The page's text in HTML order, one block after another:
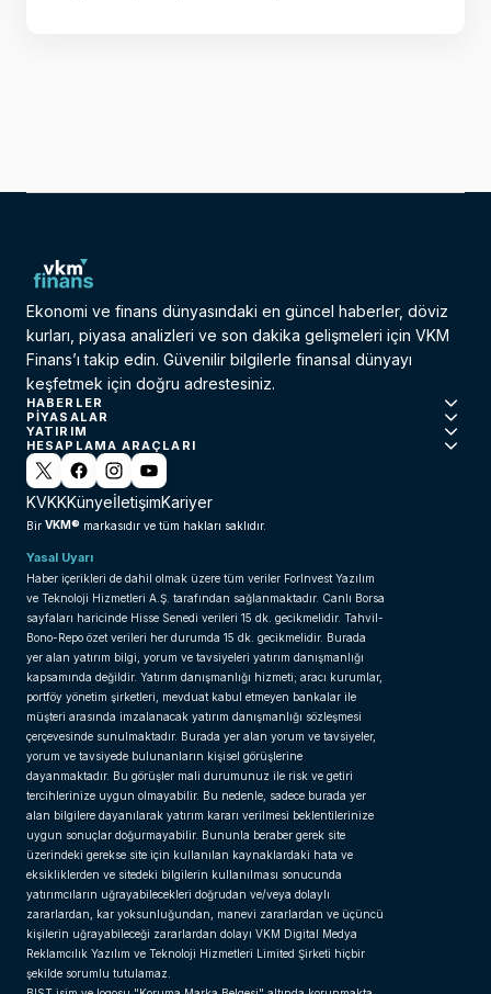
Ekonomi ve finans dünyasındaki en güncel haberler, döviz
kurları, piyasa analizleri ve son dakika gelişmeleri için VKM
Finans’ı takip edin. Güvenilir bilgilerle finansal dünyayı
keşfetmek için doğru adrestesiniz.
HABERLER
PIYASALAR
YATIRIM
HESAPLAMA ARAÇLARI
KVKKKünyeİletişimKariyer
Bir VKM® markasıdır ve tüm hakları saklıdır.
Yasal Uyarı
Haber içerikleri de dahil olmak üzere tüm veriler ForInvest Yazılım
ve Teknoloji Hizmetleri A.Ş. tarafından sağlanmaktadır. Canlı Borsa
sayfaları haricinde Hisse Senedi verileri 15 dk. gecikmelidir. Tahvil-
Bono-Repo özet verileri her durumda 15 dk. gecikmelidir. Burada
yer alan yatırım bilgi, yorum ve tavsiyeleri yatırım danışmanlığı
kapsamında değildir. Yatırım danışmanlığı hizmeti; aracı kurumlar,
portföy yönetim şirketleri, mevduat kabul etmeyen bankalar ile
müşteri arasında imzalanacak yatırım danışmanlığı sözleşmesi
çerçevesinde sunulmaktadır. Burada yer alan yorum ve tavsiyeler,
yorum ve tavsiyede bulunanların kişisel görüşlerine
dayanmaktadır. Bu görüşler mali durumunuz ile risk ve getiri
tercihlerinize uygun olmayabilir. Bu nedenle, sadece burada yer
alan bilgilere dayanılarak yatırım kararı verilmesi beklentilerinize
uygun sonuçlar doğurmayabilir. Bununla beraber gerek site
üzerindeki gerekse site için kullanılan kaynaklardaki hata ve
eksikliklerden ve sitedeki bilgilerin kullanılması sonucunda
yatırımcıların uğrayabilecekleri doğrudan ve/veya dolaylı
zararlardan, kar yoksunluğundan, manevi zararlardan ve üçüncü
kişilerin uğrayabileceği zararlardan dolayı VKM Digital Medya
Reklamcılık Yazılım ve Teknoloji Hizmetleri Limited Şirketi hiçbir
şekilde sorumlu tutulamaz.